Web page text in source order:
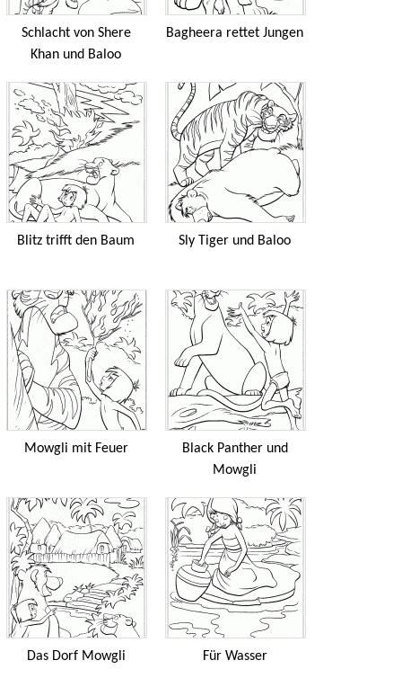
Schlacht von Shere
Khan und Baloo
Bagheera rettet Jungen
Blitz trifft den Baum Sly Tiger und Baloo
Mowgli mit Feuer
Black Panther und
Mowgli
Das Dorf Mowgli Für Wasser